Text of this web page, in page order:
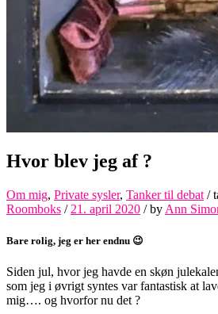
Hvor blev jeg af ?
Om mig, Private sysler, Tanker til debat /
Roomboks / 21. april 2020 /by Ann
Bare rolig, jeg er her endnu 😉
Siden jul, hvor jeg havde en skøn
som jeg i øvrigt syntes var fantastisk at
mig…. og hvorfor nu det ?